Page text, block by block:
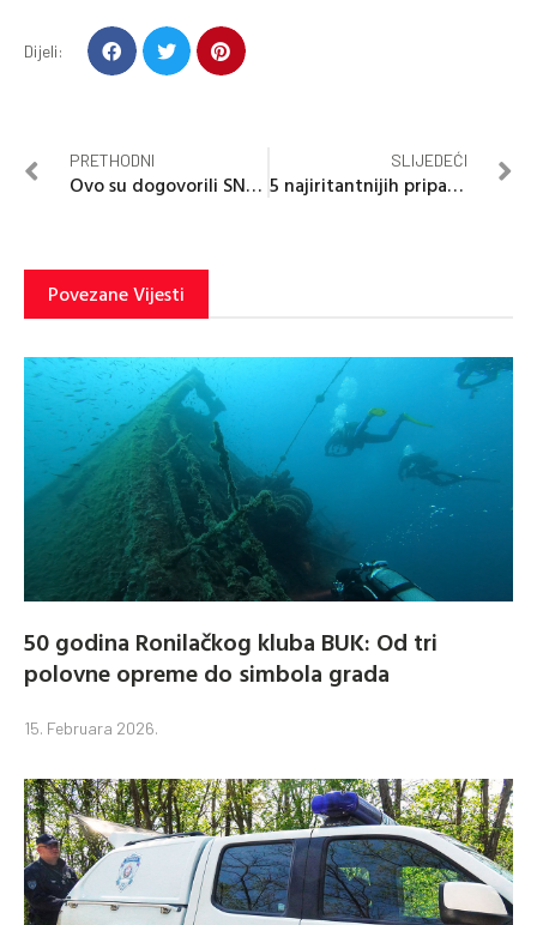
Dijeli:
PRETHODNI
Ovo su dogovorili SNSD, HDZ BiH i “trojka”
SLIJEDEĆI
5 najiritantnijih pripadnika Zodijaka
Povezane Vijesti
50 godina Ronilačkog kluba BUK: Od tri
polovne opreme do simbola grada
15. Februara 2026.